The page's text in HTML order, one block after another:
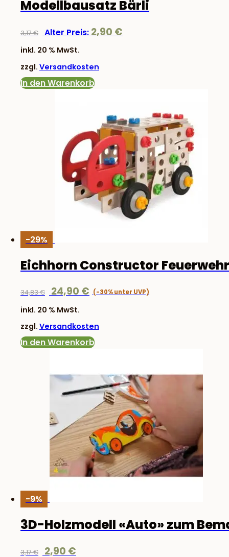
Modellbausatz Bärli
3,17€
Ursprünglicher
war:
3,17 €
Alter Preis: 2,90 €
inkl. 20 % MwSt.
zzgl. Versandkosten
In den Warenkorb
-29%
Eichhorn Constructor
34,83€
Ursprünglicher
war:
34,83 €
24,90€
inkl. 20 % MwSt.
zzgl. Versandkosten
In den Warenkorb
-9%
3D-Holzmodell «Auto» zum
3,17€
Ursprünglicher
2,90 €